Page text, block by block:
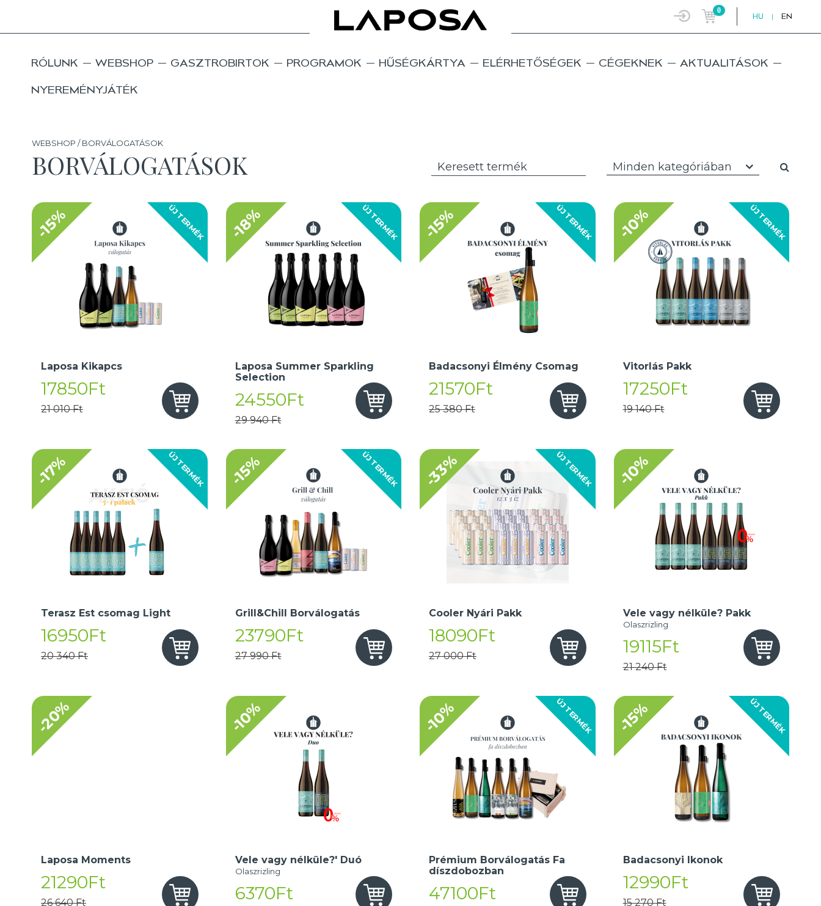
0
HU | EN
RÓLUNK WEBSHOP GASZTROBIRTOK PROGRAMOK HŰSÉGKÁRTYA ELÉRHETŐSÉGEK CÉGEKNEK AKTUALITÁSOK
NYEREMÉNYJÁTÉK
WEBSHOP / BORVÁLOGATÁSOK
BORVÁLOGATÁSOK Minden kategóriában
ÚJ TERMÉK
-15%
Laposa Kikapcs
17850Ft
21 010 Ft
ÚJ TERMÉK
-18%
Laposa Summer Sparkling
Selection
24550Ft
29 940 Ft
ÚJ TERMÉK
-15%
Badacsonyi Élmény Csomag
21570Ft
25 380 Ft
ÚJ TERMÉK
-10%
Vitorlás Pakk
17250Ft
19 140 Ft
ÚJ TERMÉK
-17%
Terasz Est csomag Light
16950Ft
20 340 Ft
ÚJ TERMÉK
-15%
Grill&Chill Borválogatás
23790Ft
27 990 Ft
ÚJ TERMÉK
-33%
Cooler Nyári Pakk
18090Ft
27 000 Ft
-10%
Vele vagy nélküle? Pakk
Olaszrizling
19115Ft
21 240 Ft
-20%
Laposa Moments
21290Ft
26 640 Ft
-10%
Vele vagy nélküle?' Duó
Olaszrizling
6370Ft
ÚJ TERMÉK
-10%
Prémium Borválogatás Fa
díszdobozban
47100Ft
ÚJ TERMÉK
-15%
Badacsonyi Ikonok
12990Ft
15 270 Ft